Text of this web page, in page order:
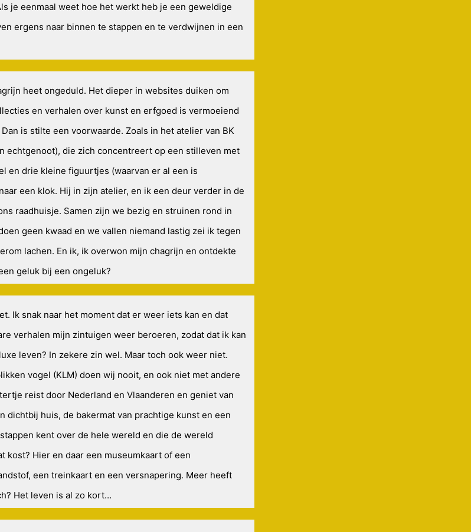
je eenmaal weet hoe het werkt heb je een geweldige
ergens naar binnen te stappen en te verdwijnen in een
heet ongeduld. Het dieper in websites duiken om
en verhalen over kunst en erfgoed is vermoeiend
is stilte een voorwaarde. Zoals in het atelier van BK
echtgenoot), die zich concentreert op een stilleven met
en drie kleine figuurtjes (waarvan er al een is
een klok. Hij in zijn atelier, en ik een deur verder in de
raadhuisje. Samen zijn we bezig en struinen rond in
geen kwaad en we vallen niemand lastig zei ik tegen
lachen. En ik, ik overwon mijn chagrijn en ontdekte
geluk bij een ongeluk?
Ik snak naar het moment dat er weer iets kan en dat
verhalen mijn zintuigen weer beroeren, zodat dat ik kan
leven? In zekere zin wel. Maar toch ook weer niet.
vogel (KLM) doen wij nooit, en ook niet met andere
reist door Nederland en Vlaanderen en geniet van
dichtbij huis, de bakermat van prachtige kunst en een
kent over de hele wereld en die de wereld
kost? Hier en daar een museumkaart of een
een treinkaart en een versnapering. Meer heeft
Het leven is al zo kort…